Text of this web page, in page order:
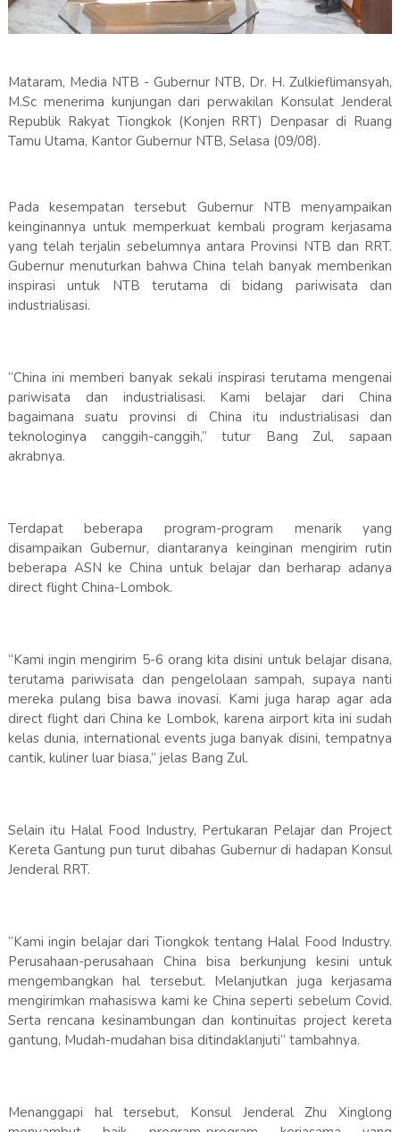
Mataram, Media NTB - Gubernur NTB, Dr. H. Zulkieflimansyah,
M.Sc menerima kunjungan dari perwakilan Konsulat Jenderal
Republik Rakyat Tiongkok (Konjen RRT) Denpasar di Ruang
Tamu Utama, Kantor Gubernur NTB, Selasa (09/08).
Pada kesempatan tersebut Gubernur NTB menyampaikan
keinginannya untuk memperkuat kembali program kerjasama
yang telah terjalin sebelumnya antara Provinsi NTB dan RRT.
Gubernur menuturkan bahwa China telah banyak memberikan
inspirasi untuk NTB terutama di bidang pariwisata dan
industrialisasi.
“China ini memberi banyak sekali inspirasi terutama mengenai
pariwisata dan industrialisasi. Kami belajar dari China
bagaimana suatu provinsi di China itu industrialisasi dan
teknologinya canggih-canggih,” tutur Bang Zul, sapaan
akrabnya.
Terdapat beberapa program-program menarik yang
disampaikan Gubernur, diantaranya keinginan mengirim rutin
beberapa ASN ke China untuk belajar dan berharap adanya
direct flight China-Lombok.
“Kami ingin mengirim 5-6 orang kita disini untuk belajar disana,
terutama pariwisata dan pengelolaan sampah, supaya nanti
mereka pulang bisa bawa inovasi. Kami juga harap agar ada
direct flight dari China ke Lombok, karena airport kita ini sudah
kelas dunia, international events juga banyak disini, tempatnya
cantik, kuliner luar biasa,” jelas Bang Zul.
Selain itu Halal Food Industry, Pertukaran Pelajar dan Project
Kereta Gantung pun turut dibahas Gubernur di hadapan Konsul
Jenderal RRT.
“Kami ingin belajar dari Tiongkok tentang Halal Food Industry.
Perusahaan-perusahaan China bisa berkunjung kesini untuk
mengembangkan hal tersebut. Melanjutkan juga kerjasama
mengirimkan mahasiswa kami ke China seperti sebelum Covid.
Serta rencana kesinambungan dan kontinuitas project kereta
gantung, Mudah-mudahan bisa ditindaklanjuti” tambahnya.
Menanggapi hal tersebut, Konsul Jenderal Zhu Xinglong